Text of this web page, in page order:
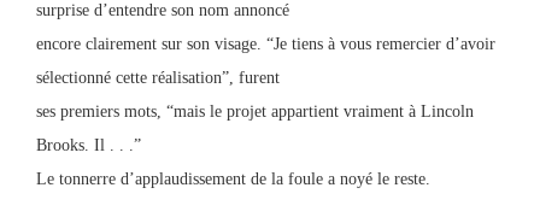
surprise d’entendre son nom annoncé
encore clairement sur son visage. “Je tiens à vous remercier d’avoir
sélectionné cette réalisation”, furent
ses premiers mots, “mais le projet appartient vraiment à Lincoln
Brooks. Il . . .”
Le tonnerre d’applaudissement de la foule a noyé le reste.